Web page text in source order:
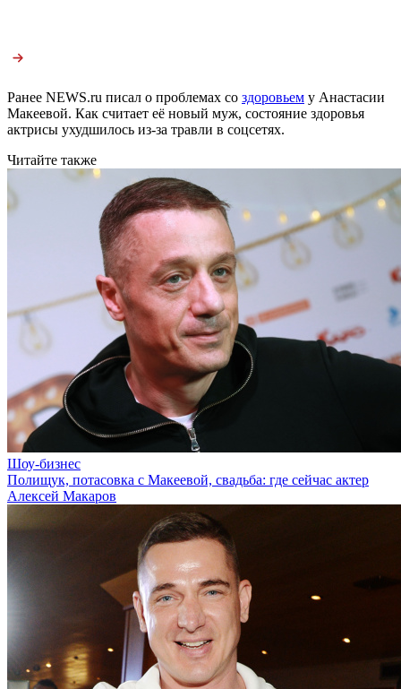
Ранее NEWS.ru писал о проблемах со здоровьем у Анастасии
Макеевой. Как считает её новый муж, состояние здоровья
актрисы ухудшилось из-за травли в соцсетях.
Читайте также
Шоу-бизнес
Полищук, потасовка с Макеевой, свадьба: где сейчас актер
Алексей Макаров